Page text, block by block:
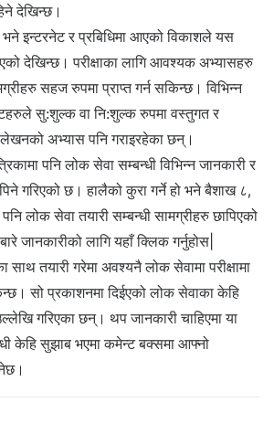
देखिन्छ।
भने इन्टरनेट र प्रबिधिमा आएको विकाशले यस
देखिन्छ। परीक्षाका लागि आवश्यक अभ्यासहरु
सहज रुपमा प्राप्त गर्न सकिन्छ। विभिन्न
सु:शुल्क वा नि:शुल्क रुपमा वस्तुगत र
अभ्यास पनि गराइरहेका छन्।
पनि लोक सेवा सम्बन्धी विभिन्न जानकारी र
गरिएको छ। हालैको कुरा गर्ने हो भने बैशाख ८,
लोक सेवा तयारी सम्बन्धी सामग्रीहरु छापिएको
जानकारीको लागि यहाँ क्लिक गर्नुहोस|
तयारी गरेमा अवश्यनै लोक सेवामा परीक्षामा
सो प्रकाशनमा दिईएको लोक सेवाका केहि
गरिएका छन्। थप जानकारी चाहिएमा या
केहि सुझाब भएमा कमेन्ट बक्समा आफ्नो